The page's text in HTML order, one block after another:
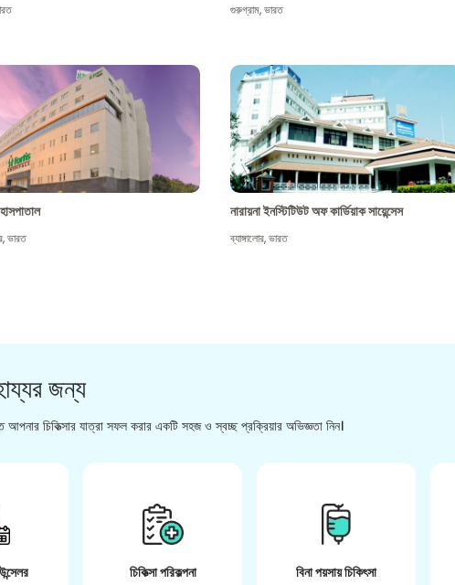
গুরুগ্রাম,ভারত
,ভারত
নারায়না ইনস্টিটিউট অফ কার্ডিয়াক সায়েন্সেস
ব্যাঙ্গালোর,ভারত
জন্য
আপনার চিকিত্সার যাত্রা সফল করার একটি সহজ ও স্বচ্ছ প্রক্রিয়ার অভিজ্ঞতা নিন।
চিকিত্সা পরিকল্পনা বিনা পয়সায় চিকিৎসা